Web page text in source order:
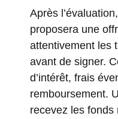
Après
proposera une
attentivement les
avant de signer.
d’intérêt, frais
remboursement.
recevez les fonds